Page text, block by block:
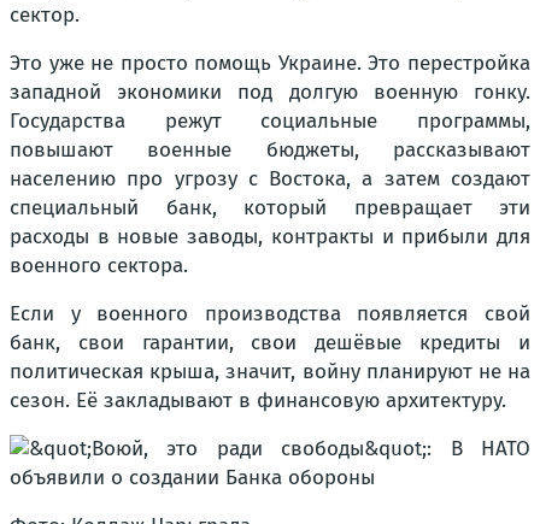
сектор.
Это уже не просто помощь Украине. Это перестройка
западной экономики под долгую военную гонку.
Государства режут социальные программы,
повышают военные бюджеты, рассказывают
населению про угрозу с Востока, а затем создают
специальный банк, который превращает эти
расходы в новые заводы, контракты и прибыли для
военного сектора.
Если у военного производства появляется свой
банк, свои гарантии, свои дешёвые кредиты и
политическая крыша, значит, войну планируют не на
сезон. Её закладывают в финансовую архитектуру.